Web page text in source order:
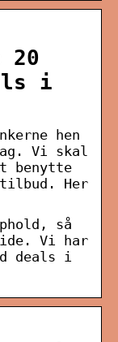
20
i
hen
Vi skal
benytte
Her
så
Vi har
deals i